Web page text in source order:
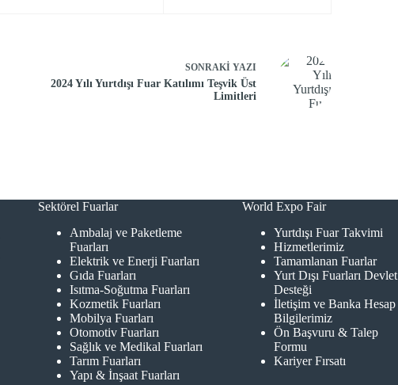
SONRAKI YAZI
2024 Yılı Yurtdışı Fuar Katılımı Teşvik Üst
Limitleri
Sektörel Fuarlar
Ambalaj ve Paketleme
Fuarları
Elektrik ve Enerji Fuarları
Gıda Fuarları
Isıtma-Soğutma Fuarları
Kozmetik Fuarları
Mobilya Fuarları
Otomotiv Fuarları
Sağlık ve Medikal Fuarları
Tarım Fuarları
Yapı & İnşaat Fuarları
World Expo Fair
Yurtdışı Fuar Takvimi
Hizmetlerimiz
Tamamlanan Fuarlar
Yurt Dışı Fuarları Devlet
Desteği
İletişim ve Banka Hesap
Bilgilerimiz
Ön Başvuru & Talep
Formu
Kariyer Fırsatı